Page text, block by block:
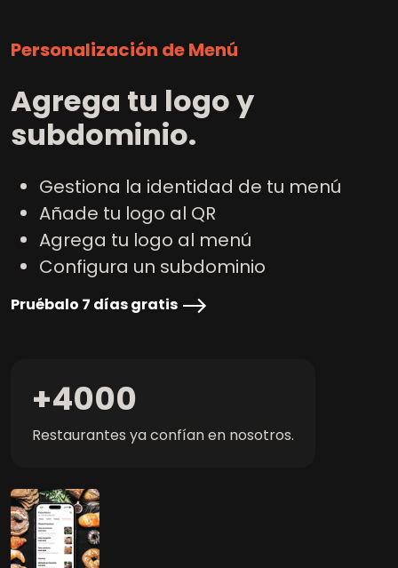
Personalización de Menú
Agrega tu logo y
subdominio.
Gestiona la identidad de tu menú
Añade tu logo al QR
Agrega tu logo al menú
Configura un subdominio
Pruébalo 7 días gratis
+4000
Restaurantes ya confían en nosotros.